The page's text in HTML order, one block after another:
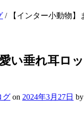
/ 【インター小動物
い垂れ耳ロ
グ on 2024年3月27日